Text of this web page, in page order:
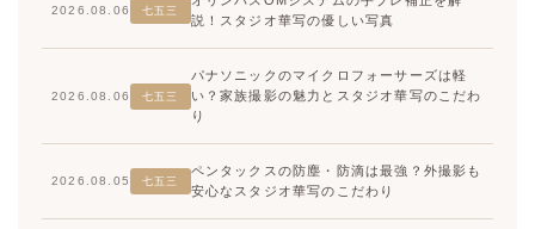
2026.08.06 七五三
説！スタジオ華写の優しい写真
2026.08.06 七五三
パナソニックのマイクロフォーサーズは軽
い？家族撮影の魅力とスタジオ華写のこだわ
り
2026.08.05 七五三
ペンタックスの防塵・防滴は最強？外撮影も
安心なスタジオ華写のこだわり